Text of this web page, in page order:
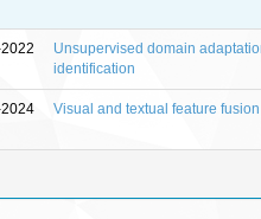
Unsupervised domain
identification
Visual and textual feature